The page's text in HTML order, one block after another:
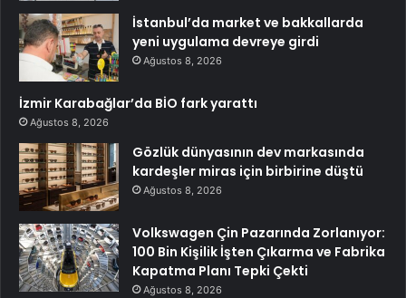
İstanbul’da market ve bakkallarda
yeni uygulama devreye girdi
Ağustos 8, 2026
İzmir Karabağlar’da BİO fark yarattı
Ağustos 8, 2026
Gözlük dünyasının dev markasında
kardeşler miras için birbirine düştü
Ağustos 8, 2026
Volkswagen Çin Pazarında Zorlanıyor:
100 Bin Kişilik İşten Çıkarma ve Fabrika
Kapatma Planı Tepki Çekti
Ağustos 8, 2026